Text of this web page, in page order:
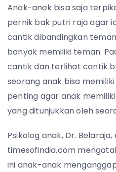
Anak-anak bisa saja
pernik bak putri raja agar
cantik dibandingkan
banyak memiliki teman.
cantik dan terlihat cantik
seorang anak bisa
penting agar anak
yang ditunjukkan oleh
Psikolog anak, Dr.
timesofindia.com
ini anak-anak